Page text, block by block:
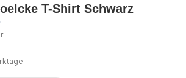
T-Shirt Schwarz